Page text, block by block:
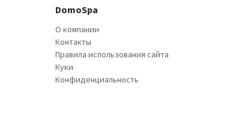
DomoSpa
О компании
Контакты
Правила использования сайта
Куки
Конфиденциальность